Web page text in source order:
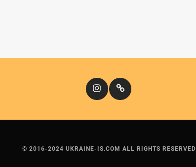
InstagramКіномандри
© 2016-2024 UKRAINE-IS.COM ALL RIGHTS RESERVED